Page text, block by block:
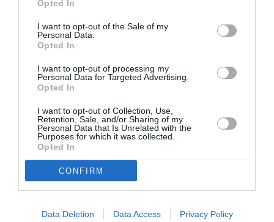
Opted In
I want to opt-out of the Sale of my
Personal Data.
Opted In
I want to opt-out of processing my
Personal Data for Targeted Advertising.
Opted In
I want to opt-out of Collection, Use,
Retention, Sale, and/or Sharing of my
Personal Data that Is Unrelated with the
Purposes for which it was collected.
Opted In
CONFIRM
Data Deletion Data Access Privacy Policy
LIRE AUSSI
ROYAL AIR MAROC
PREMIERS VOLS VERS LE
MEXIQUE...
ANGELES : ROYAL AIR